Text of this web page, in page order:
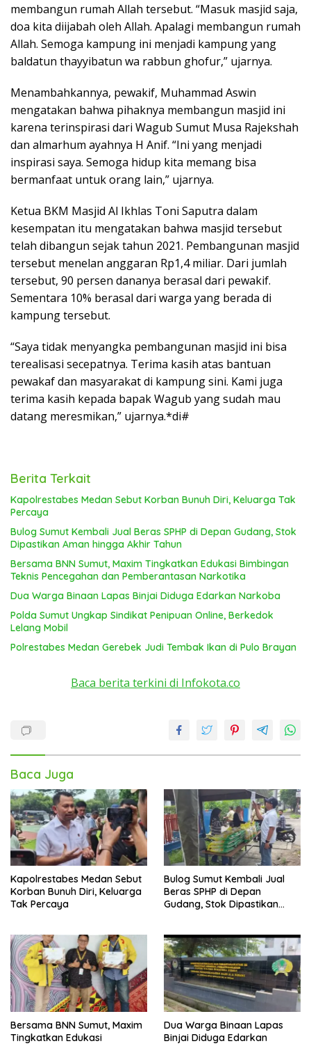
membangun rumah Allah tersebut. “Masuk masjid saja,
doa kita diijabah oleh Allah. Apalagi membangun rumah
Allah. Semoga kampung ini menjadi kampung yang
baldatun thayyibatun wa rabbun ghofur,” ujarnya.
Menambahkannya, pewakif, Muhammad Aswin
mengatakan bahwa pihaknya membangun masjid ini
karena terinspirasi dari Wagub Sumut Musa Rajekshah
dan almarhum ayahnya H Anif. “Ini yang menjadi
inspirasi saya. Semoga hidup kita memang bisa
bermanfaat untuk orang lain,” ujarnya.
Ketua BKM Masjid Al Ikhlas Toni Saputra dalam
kesempatan itu mengatakan bahwa masjid tersebut
telah dibangun sejak tahun 2021. Pembangunan masjid
tersebut menelan anggaran Rp1,4 miliar. Dari jumlah
tersebut, 90 persen dananya berasal dari pewakif.
Sementara 10% berasal dari warga yang berada di
kampung tersebut.
“Saya tidak menyangka pembangunan masjid ini bisa
terealisasi secepatnya. Terima kasih atas bantuan
pewakaf dan masyarakat di kampung sini. Kami juga
terima kasih kepada bapak Wagub yang sudah mau
datang meresmikan,” ujarnya.*di#
Berita Terkait
Kapolrestabes Medan Sebut Korban Bunuh Diri, Keluarga Tak
Percaya
Bulog Sumut Kembali Jual Beras SPHP di Depan Gudang, Stok
Dipastikan Aman hingga Akhir Tahun
Bersama BNN Sumut, Maxim Tingkatkan Edukasi Bimbingan
Teknis Pencegahan dan Pemberantasan Narkotika
Dua Warga Binaan Lapas Binjai Diduga Edarkan Narkoba
Polda Sumut Ungkap Sindikat Penipuan Online, Berkedok
Lelang Mobil
Polrestabes Medan Gerebek Judi Tembak Ikan di Pulo Brayan
Baca berita terkini di Infokota.co
Baca Juga
Kapolrestabes Medan Sebut
Korban Bunuh Diri, Keluarga
Tak Percaya
Bulog Sumut Kembali Jual
Beras SPHP di Depan
Gudang, Stok Dipastikan
Bersama BNN Sumut, Maxim
Tingkatkan Edukasi
Dua Warga Binaan Lapas
Binjai Diduga Edarkan